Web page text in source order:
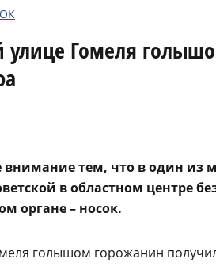
улице Гомеля
внимание тем, что в один из
в областном центре
органе – носок.